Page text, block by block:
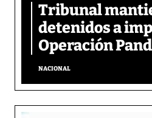
Tribunal
detenidos a
Operación
NACIONAL